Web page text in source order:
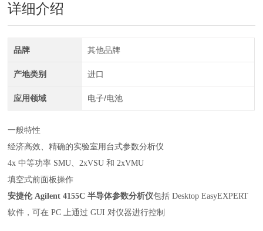
详细介绍
品牌 其他品牌
产地类别 进口
应用领域 电子/电池
一般特性
经济高效、精确的实验室用台式参数分析仪
4x 中等功率 SMU、2xVSU 和 2xVMU
填空式前面板操作
安捷伦 Agilent 4155C 半导体参数分析仪包括 Desktop EasyEXPERT
软件，可在 PC 上通过 GUI 对仪器进行控制